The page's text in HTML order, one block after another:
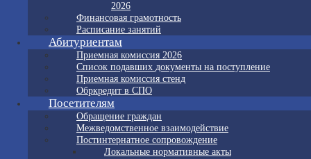
2026
Финансовая грамотность
Расписание занятий
Абитуриентам
Приемная комиссия 2026
Список подавших документы на поступление
Приемная комиссия стенд
Обркредит в СПО
Посетителям
Обращение граждан
Межведомственное взаимодействие
Постинтернатное сопровождение
Локальные нормативные акты